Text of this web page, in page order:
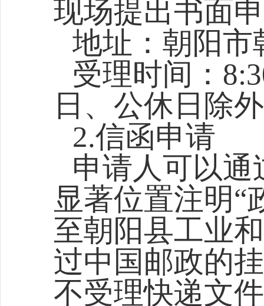
现场提出书面
地址：朝阳市
受理时间：
日、公休日除
2.信函申请
申请人可以
显著位置注明“
至朝阳县工业
过中国邮政的
不受理快递文